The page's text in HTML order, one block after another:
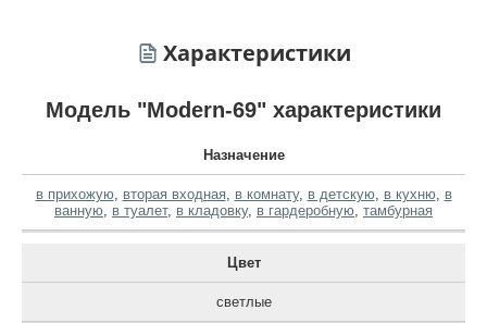
Характеристики
Модель "Modern-69" характеристики
Назначение
в прихожую, вторая входная, в комнату, в детскую, в кухню, в
ванную, в туалет, в кладовку, в гардеробную, тамбурная
Цвет
светлые